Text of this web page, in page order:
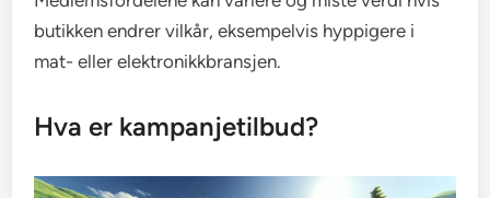
butikken endrer vilkår, eksempelvis hyppigere i
mat- eller elektronikkbransjen.
Hva er kampanjetilbud?